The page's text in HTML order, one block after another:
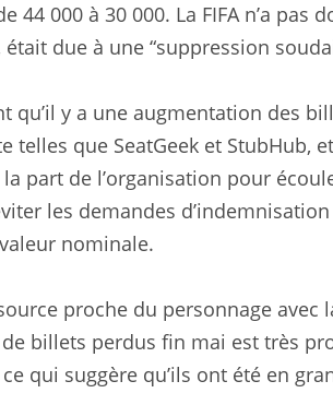
44 000 à 30 000. La FIFA n’a pas
due à une “suppression
qu’il y a une augmentation des
telles que SeatGeek et StubHub,
part de l’organisation pour
les demandes
nominale.
source proche du personnage
billets perdus fin mai est très
qui suggère qu’ils ont été en